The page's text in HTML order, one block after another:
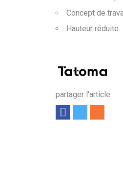
Concept de
Hauteur réduite.
partager l'article